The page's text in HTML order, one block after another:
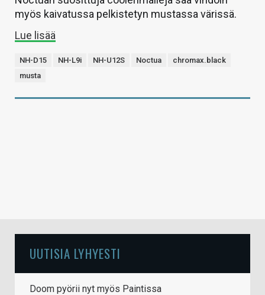
myös kaivatussa pelkistetyn mustassa värissä.
Lue lisää
NH-D15 NH-L9i NH-U12S Noctua
chromax.black
musta
UUTISIA LYHYESTI
Doom pyörii nyt myös Paintissa